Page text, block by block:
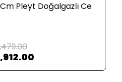
Pleyt Doğalgazlı Ce